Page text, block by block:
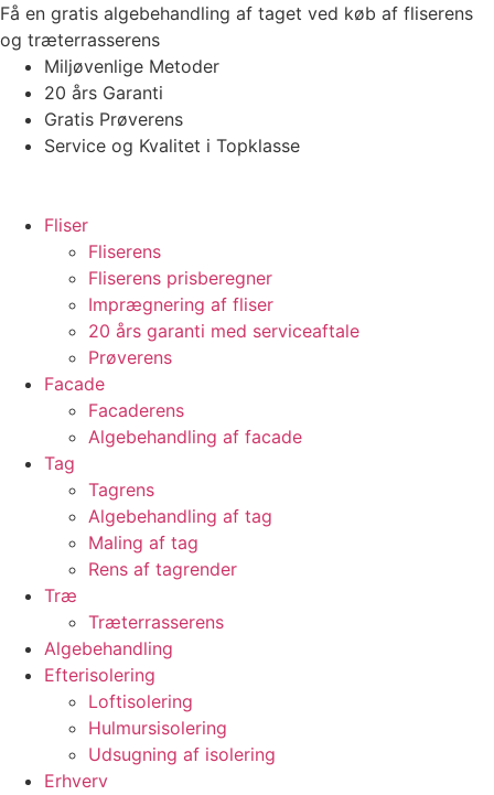
Videre
til
indhold
Få en gratis algebehandling af taget ved køb af fliserens
og træterrasserens
Miljøvenlige Metoder
20 års Garanti
Gratis Prøverens
Service og Kvalitet i Topklasse
Fliser
Fliserens
Fliserens prisberegner
Imprægnering af fliser
20 års garanti med serviceaftale
Prøverens
Facade
Facaderens
Algebehandling af facade
Tag
Tagrens
Algebehandling af tag
Maling af tag
Rens af tagrender
Træ
Træterrasserens
Algebehandling
Efterisolering
Loftisolering
Hulmursisolering
Udsugning af isolering
Erhverv